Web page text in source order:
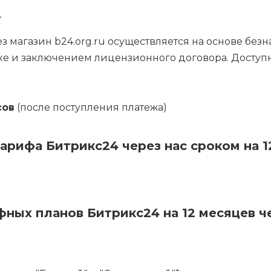
b24.org.ru осуществляется на основе
и заключением лицензионного договора.
(после поступления платежа)
Битрикс24 через нас сроком на
планов Битрикс24 на 12 месяцев